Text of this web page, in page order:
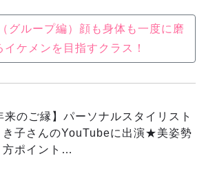
グループ編）顔も身体も一度に磨
イケメンを目指すクラス！
来のご縁】パーソナルスタイリスト
き子さんのYouTubeに出演★美姿勢
方ポイント…